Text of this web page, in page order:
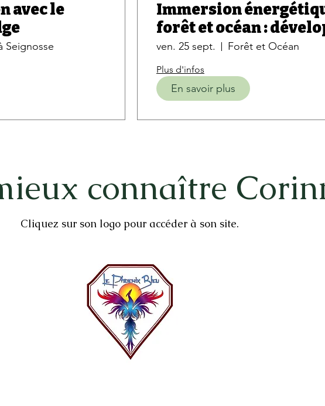
avec le
Seignosse
Immersion
forêt et océan :
ressentis subtils
ven. 25 sept. Forêt et Océan
Plus d'infos
En savoir plus
connaître
Cliquez sur son logo pour accéder à son site.